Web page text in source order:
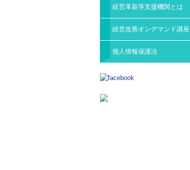
経営革新等支援機関とは
経営改善オンデマンド講座
個人情報保護法